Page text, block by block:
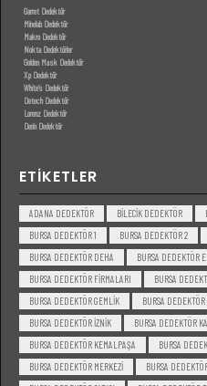
Garret Dedektör
Minelab Dedektör
Makro Dedektör
Nokta Dedektörler
Golden Mask Dedektör
Xp Dedektör
White’s Dedektör
Detech Dedektör
Lorenz Dedektör
Derin Dedektör
ETIKETLER
ADANA DEDEKTÖR BILECIK DEDEKTÖR
BURSA DEDEKTÖR 1
BURSA DEDEKTÖR 2
BURSA DEDEKTÖR DEHA
BURSA DEDEKTÖR
BURSA DEDEKTÖR FIRMALARI
BURSA
BURSA DEDEKTÖR GEMLIK
BURSA
BURSA DEDEKTÖR IZNIK
BURSA DEDEKTÖR
BURSA DEDEKTÖR KEMALPAŞA
BURSA
BURSA DEDEKTÖR MERKEZI
BURSA